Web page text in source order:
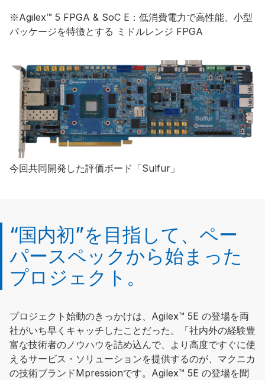
※Agilex™ 5 FPGA & SoC E：低消費電力で高性能、小型
パッケージを特徴とする ミドルレンジ FPGA
今回共同開発した評価ボード「Sulfur」
“国内初”を目指して、ペー
パースペックから始まった
プロジェクト。
プロジェクト始動のきっかけは、Agilex™ 5E の登場を両
社がいち早くキャッチしたことだった。「社内外の経験豊
富な技術者のノウハウを詰め込んで、より高度ですぐに使
えるサービス・ソリューションを提供するのが、マクニカ
の技術ブランドMpressionです。Agilex™ 5E の登場を聞